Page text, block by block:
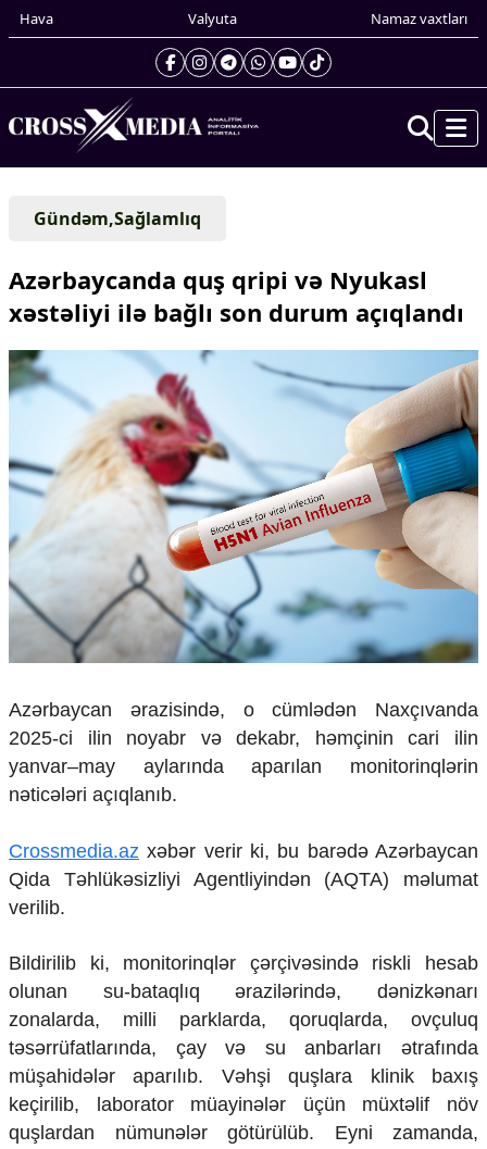
Hava Valyuta Namaz vaxtları
Gündəm
Xarici xəbərlər
Cənubi Qafqaz
Yaxın Şərq
Avropa
Amerika
Asiya
Afrika
Çarpaz baxış
Təhlil
Geosiyasi
İqtisadi
Sosioloji
Multimedia
Foto
Video
İnfoqrafika
Podcast
Humanitar
Elm və təhsil
Mədəniyyət
Yüksəliş hekayəsi
Mədəniyyətimizin Zəfəri
Zəfər Diasporu
Səhiyyə
Ailə və uşaq
Turizm
İqtisadiyyat
Gündəm,Sağlamlıq
Azərbaycanda quş qripi və Nyukasl
xəstəliyi ilə bağlı son durum açıqlandı
Azərbaycan ərazisində, o cümlədən Naxçıvanda
2025-ci ilin noyabr və dekabr, həmçinin cari ilin
yanvar–may aylarında aparılan monitorinqlərin
nəticələri açıqlanıb.
Crossmedia.az xəbər verir ki, bu barədə Azərbaycan
Qida Təhlükəsizliyi Agentliyindən (AQTA) məlumat
verilib.
Bildirilib ki, monitorinqlər çərçivəsində riskli hesab
olunan su-bataqlıq ərazilərində, dənizkənarı
zonalarda, milli parklarda, qoruqlarda, ovçuluq
təsərrüfatlarında, çay və su anbarları ətrafında
müşahidələr aparılıb. Vəhşi quşlara klinik baxış
keçirilib, laborator müayinələr üçün müxtəlif növ
quşlardan nümunələr götürülüb. Eyni zamanda,